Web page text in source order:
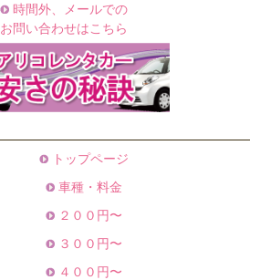
時間外、メールでの
お問い合わせはこちら
トップページ
車種・料金
２００円〜
３００円〜
４００円〜